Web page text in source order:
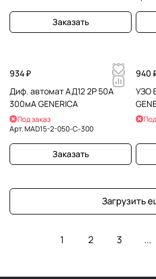
Заказать
934 ₽
Диф. автомат АД12 2Р 50А
300мА GENERICA
Под заказ
Арт.MAD15-2-050-C-300
Заказать
940
УЗО
Загрузить
1 2 3 ...